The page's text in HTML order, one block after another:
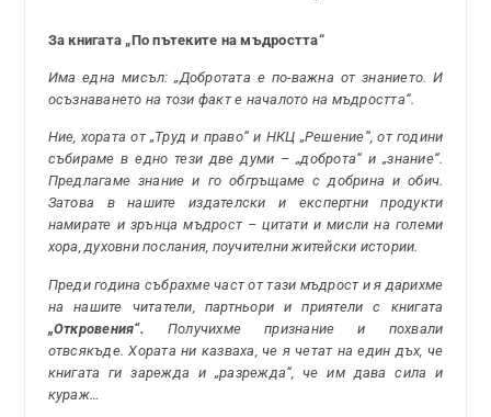
За книгата „По пътеките на мъдростта“
Има една мисъл: „Добротата е по-важна от знанието. И
осъзнаването на този факт е началото на мъдростта“.
Ние, хората от „Труд и право“ и НКЦ „Решение“, от години
събираме в едно тези две думи – „доброта“ и „знание“.
Предлагаме знание и го обгръщаме с добрина и обич.
Затова в нашите издателски и експертни продукти
намирате и зрънца мъдрост – цитати и мисли на големи
хора, духовни послания, поучителни житейски истории.
Преди година събрахме част от тази мъдрост и я дарихме
на нашите читатели, партньори и приятели с книгата
„Откровения“.
Получихме признание и похвали
отвсякъде. Хората ни казваха, че я четат на един дъх, че
книгата ги зарежда и „разрежда“, че им дава сила и
кураж…